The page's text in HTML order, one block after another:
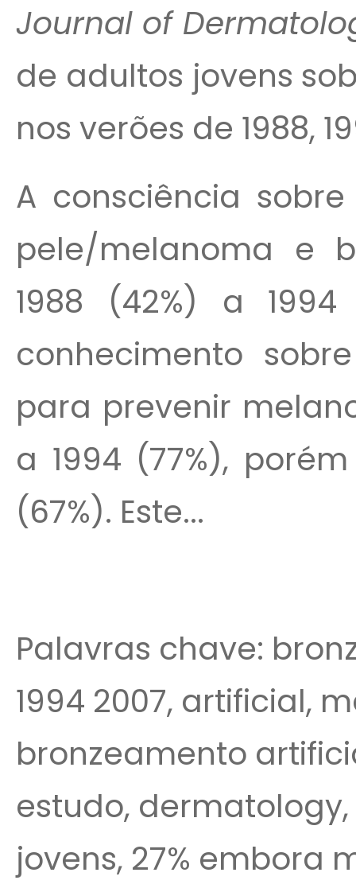
Journal of
de adultos jovens
nos verões de 1988,
A consciência
pele/melanoma e
1988 (42%) a
conhecimento
para prevenir
a 1994 (77%),
(67%). Este...
Palavras chave:
1994 2007, artificial,
bronzeamento
estudo,
jovens, 27% embora